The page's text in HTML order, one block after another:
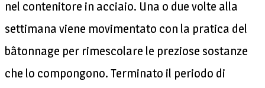
nel contenitore in acciaio. Una o due volte alla
settimana viene movimentato con la pratica del
bâtonnage per rimescolare le preziose sostanze
che lo compongono. Terminato il periodo di